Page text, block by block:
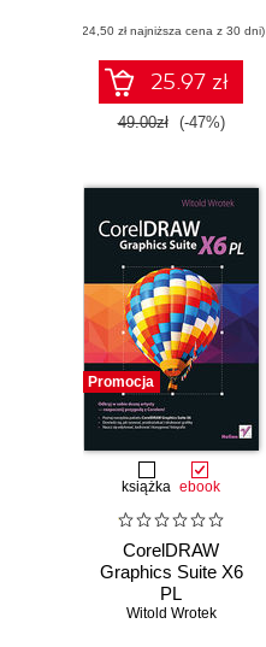
(24,50 zł najniższa cena z 30 dni)
25.97 zł
49.00zł (-47%)
Promocja
książka ebook
CorelDRAW
Graphics Suite X6
PL
Witold Wrotek